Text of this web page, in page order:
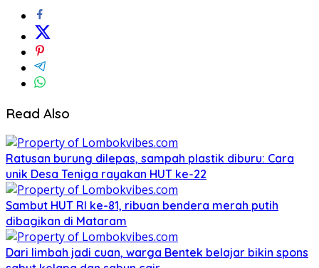
Read Also
Ratusan burung dilepas, sampah plastik diburu: Cara
unik Desa Teniga rayakan HUT ke-22
Sambut HUT RI ke-81, ribuan bendera merah putih
dibagikan di Mataram
Dari limbah jadi cuan, warga Bentek belajar bikin spons